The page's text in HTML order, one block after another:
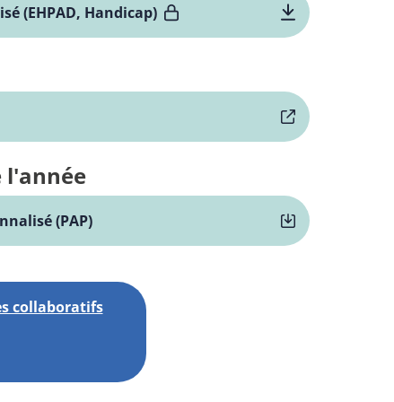
(EHPAD, Handicap)
l'année
(PAP)
collaboratifs